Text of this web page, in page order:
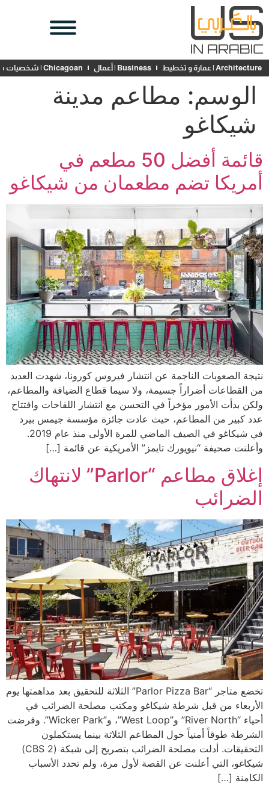
Architecture | عمارة و تخطيط Business | أعمال Chicagoan | شخصيات محلية
الوسم: مطاعم مدينة
شيكاغو
قائمة أفضل 50 مطعم في
أمريكا تضم مطعمان من شيكاغو
نتيجة الصعوبات الناجمة عن انتشار فيروس كورونا، شهدت العديد
من القطاعات أضراراً جسيمة، ولا سيما قطاع الضيافة والمطاعم،
ولكن بدأت الأمور مؤخراً في التحسن مع انتشار اللقاحات وافتتاح
عدد كبير من المطاعم، حيث عادت جائزة مؤسسة جيمس بيرد
في شيكاغو في الصيف الماضي للمرة الأولى منذ عام 2019.
وأعلنت صحيفة “نيويورك تايمز” الأمريكية عن قائمة […]
إغلاق مطاعم “Parlor” لانتهاك
الضرائب
تخضع متاجر “Parlor Pizza Bar” الثلاثة للتحقيق بعد مداهمتها يوم
الأربعاء من قبل شرطة شيكاغو ومكتب مصلحة الضرائب في
أحياء “River North” و”West Loop”، و”Wicker Park”. وفرضت
الشرطة طوقاً أمنياً حول المطاعم الثلاثة بينما يستكملون
التحقيقات. أدلت مصلحة الضرائب بتصريح إلى شبكة (CBS 2)
شيكاغو، التي أعلنت عن القصة لأول مرة، ولم تحدد الأسباب
الكامنة […]